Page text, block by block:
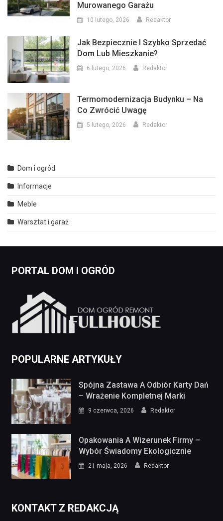
Murowanego Garażu
10 lutego, 2026 Redaktor
Jak Bezpiecznie I Szybko Sprzedać
Dom Lub Mieszkanie?
6 lutego, 2026 Redaktor
Termomodernizacja Budynku – Na
Co Zwrócić Uwagę
5 lutego, 2026 Redaktor
Dom i ogród
Informacje
Meble
Warsztat i garaż
PORTAL DOM I OGRÓD
POPULARNE ARTYKUŁY
Spójna Zastawa A Odbiór Karty Dań
– Wrażenie Kompletnej Marki
9 czerwca, 2026 Redaktor
Opakowania A Wizerunek Firmy –
Wybór Świadomy Ekologicznie
21 maja, 2026 Redaktor
KONTAKT Z REDAKCJĄ